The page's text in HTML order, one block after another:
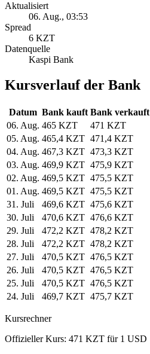
Aktualisiert
06. Aug., 03:53
Spread
6 KZT
Datenquelle
Kaspi Bank
Kursverlauf der Bank
Datum Bank kauft Bank verkauft
06. Aug. 465 KZT
471 KZT
05. Aug. 465,4 KZT 471,4 KZT
04. Aug. 467,3 KZT 473,3 KZT
03. Aug. 469,9 KZT 475,9 KZT
02. Aug. 469,5 KZT 475,5 KZT
01. Aug. 469,5 KZT 475,5 KZT
31. Juli
469,6 KZT 475,6 KZT
30. Juli
470,6 KZT 476,6 KZT
29. Juli
472,2 KZT 478,2 KZT
28. Juli
472,2 KZT 478,2 KZT
27. Juli
470,5 KZT 476,5 KZT
26. Juli
470,5 KZT 476,5 KZT
25. Juli
470,5 KZT 476,5 KZT
24. Juli
469,7 KZT 475,7 KZT
Kursrechner
Offizieller Kurs: 471 KZT für 1 USD